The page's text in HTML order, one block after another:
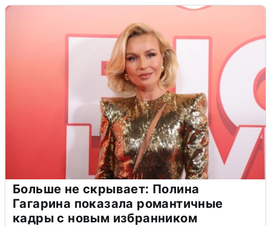
Больше не скрывает: Полина
Гагарина показала романтичные
кадры с новым избранником